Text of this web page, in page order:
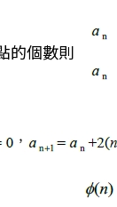
的個數則